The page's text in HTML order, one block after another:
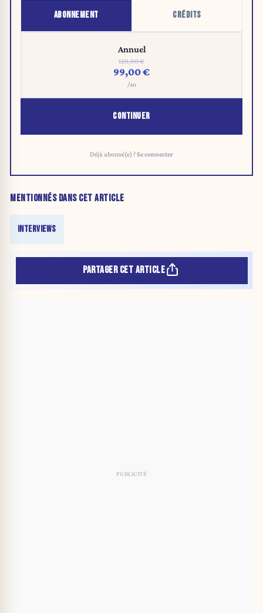
ABONNEMENT CRÉDITS
Annuel
120,00 €
99,00 €
/an
CONTINUER
Déjà abonné(e) ?Se connecter
MENTIONNÉS DANS CET ARTICLE
INTERVIEWS
PARTAGER CET ARTICLE